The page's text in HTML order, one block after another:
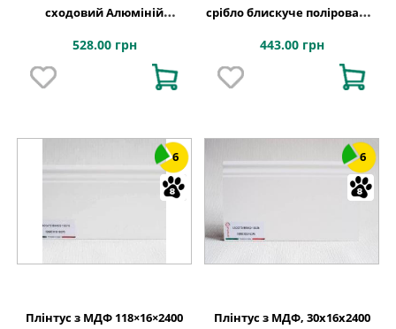
сходовий Алюміній
528.00 грн
срібло блискуче поліроване,
443.00 грн
6
Плінтус з МДФ 118×16×2400
6
Плінтус з МДФ, 30x16x2400